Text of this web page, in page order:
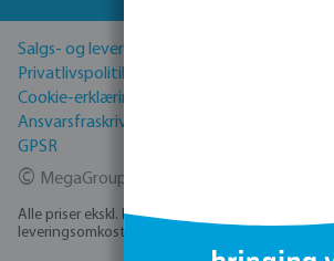
Salgs- og leveringsbetingelser
Privatlivspolitik
Cookie-erklæring
Ansvarsfraskrivelse
GPSR
© MegaGroup Trade 2026
Alle priser ekskl. Moms plus
leveringsomkostninger, hvis ikke andet er angivet.